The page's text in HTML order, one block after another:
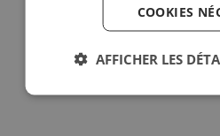
COOKIES
AFFICHER LES